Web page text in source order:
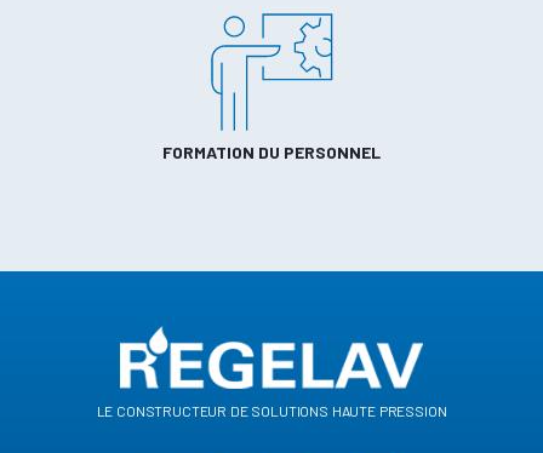
FORMATION DU PERSONNEL
le constructeur de solutions haute pression